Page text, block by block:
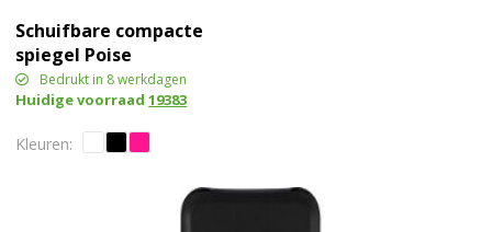
Schuifbare compacte
spiegel Poise
Bedrukt in 8 werkdagen
Huidige voorraad19383